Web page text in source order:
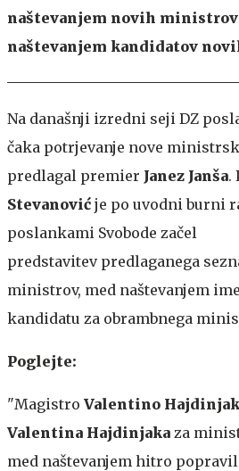
naštevanjem novih
naštevanjem kandidatov
Na današnji izredni seji DZ
čaka potrjevanje nove
predlagal premier Janez Janša.
Stevanović je po uvodni burni
poslankami Svobode začel
predstavitev predlaganega
ministrov, med naštevanjem
kandidatu za obrambnega
Poglejte:
"Magistro Valentino Hajdinjak
Valentina Hajdinjaka za
med naštevanjem hitro popravil